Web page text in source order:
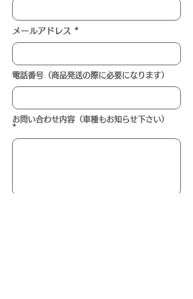
メールアドレス
電話番号（商品発送の際に必要になります）
お問い合わせ内容（車種もお知らせ下さい）